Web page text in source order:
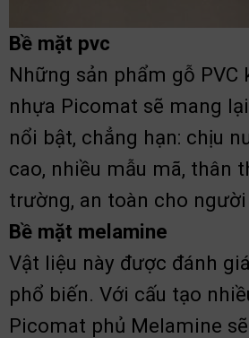
Bề mặt pvc
Những sản phẩm gỗ PVC
nhựa Picomat sẽ mang
nổi bật, chẳng hạn: chịu
cao, nhiều mẫu mã, thân
trường, an toàn cho
Bề mặt melamine
Vật liệu này được đánh
phổ biến. Với cấu tạo
Picomat phủ Melamine